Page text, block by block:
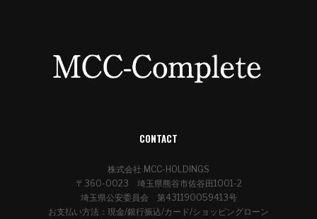
CONTACT
株式会社 MCC-HOLDINGS
〒360-0023 埼玉県熊谷市佐谷田1001-2
埼玉県公安委員会 第431190059413号
お支払い方法：現金/銀行振込/カード/ショッピングローン